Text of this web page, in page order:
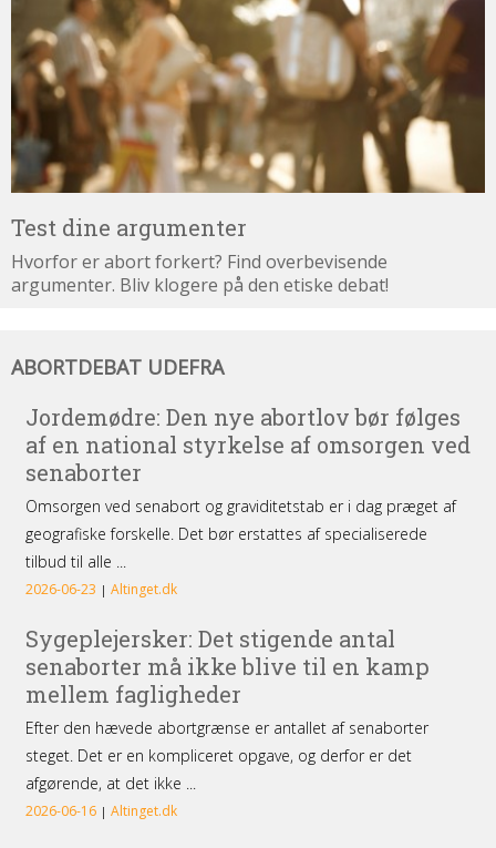
Test dine argumenter
Hvorfor er abort forkert? Find overbevisende
argumenter. Bliv klogere på den etiske debat!
udefra
ABORTDEBAT UDEFRA